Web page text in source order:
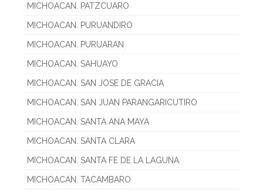
MICHOACAN. PATZCUARO
MICHOACAN. PURUANDIRO
MICHOACAN. PURUARAN
MICHOACAN. SAHUAYO
MICHOACAN. SAN JOSE DE GRACIA
MICHOACAN. SAN JUAN PARANGARICUTIRO
MICHOACAN. SANTA ANA MAYA
MICHOACAN. SANTA CLARA
MICHOACAN. SANTA FE DE LA LAGUNA
MICHOACAN. TACAMBARO